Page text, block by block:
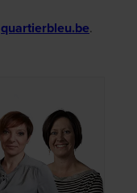
quartierbleu.be.